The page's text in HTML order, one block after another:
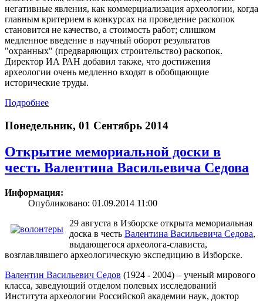
негативные явления, как коммерциализация археологии, когда
главным критерием в конкурсах на проведение раскопок
становится не качество, а стоимость работ; слишком
медленное введение в научный оборот результатов
"охранных" (предваряющих строительство) раскопок.
Директор ИА РАН добавил также, что достижения
археологии очень медленно входят в обобщающие
исторические труды.
Подробнее
Понедельник, 01 Сентябрь 2014
Открытие мемориальной доски в
честь Валентина Васильевича Седова
Информация:
Опубликовано: 01.09.2014 11:00
29 августа в Изборске открыта мемориальная
доска в честь Валентина Васильевича Седова,
выдающегося археолога-слависта,
возглавлявшего археологическую экспедицию в Изборске.
Валентин Васильевич Седов (1924 - 2004) – ученый мирового
класса, заведующий отделом полевых исследований
Института археологии Российской академии наук, доктор